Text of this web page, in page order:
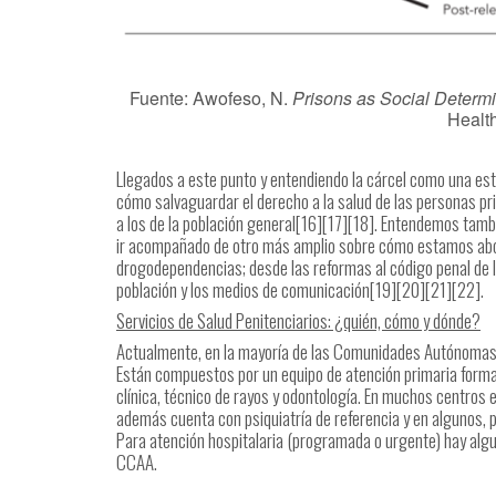
Fuente: Awofeso, N. Prisons as Social
Llegados a este punto y entendiendo la cárcel como una
cómo salvaguardar el derecho a la salud de las personas
a los de la población general[16][17][18]. Entendemos
ir acompañado de otro más amplio sobre cómo estamos
drogodependencias; desde las reformas al código penal
población y los medios de comunicación[19][20][21][22].
Servicios de Salud Penitenciarios: ¿quién, cómo y dónde?
Actualmente, en la mayoría de las Comunidades
Están compuestos por un equipo de atención primaria
clínica, técnico de rayos y odontología. En muchos
además cuenta con psiquiatría de referencia y en
Para atención hospitalaria (programada o urgente) hay
CCAA.